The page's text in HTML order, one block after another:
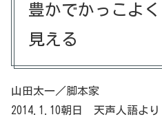
豊かでかっこよく
見える
山田太一／脚本家
2014.1.10朝日 天声人語より